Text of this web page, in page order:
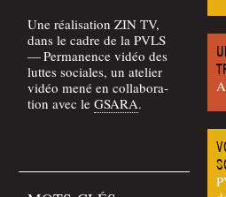
Une réa­li­sa­tion ZIN TV,
dans le cadre de la PVLS
— Per­ma­nence vidéo des
luttes sociales, un ate­lier
vidéo mené en col­la­bo­ra­
tion avec leGSARA.